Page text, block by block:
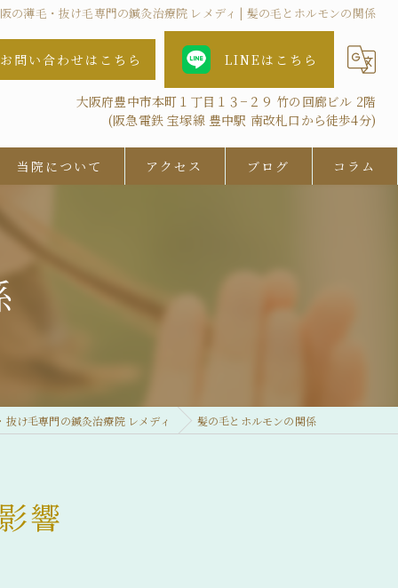
の薄毛・抜け毛専門の鍼灸治療院 レメディ | 髪の毛とホルモンの関係
お問い合わせはこちら LINEはこちら
大阪府豊中市本町１丁目１３−２９ 竹の回廊ビル 2階
(阪急電鉄 宝塚線 豊中駅 南改札口から徒歩4分)
当院について アクセス ブログ コラム
け毛専門の鍼灸治療院 レメディ 髪の毛とホルモンの関係
響